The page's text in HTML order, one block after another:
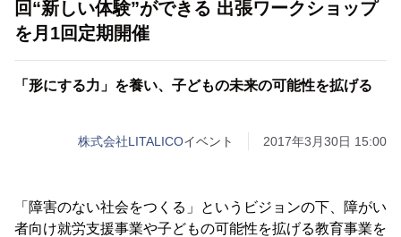
回“新しい体験”ができる 出張ワークショップ
を月1回定期開催
「形にする力」を養い、子どもの未来の可能性を拡げる
株式会社LITALICOイベント 2017年3月30日 15:00
「障害のない社会をつくる」というビジョンの下、障がい
者向け就労支援事業や子どもの可能性を拡げる教育事業を